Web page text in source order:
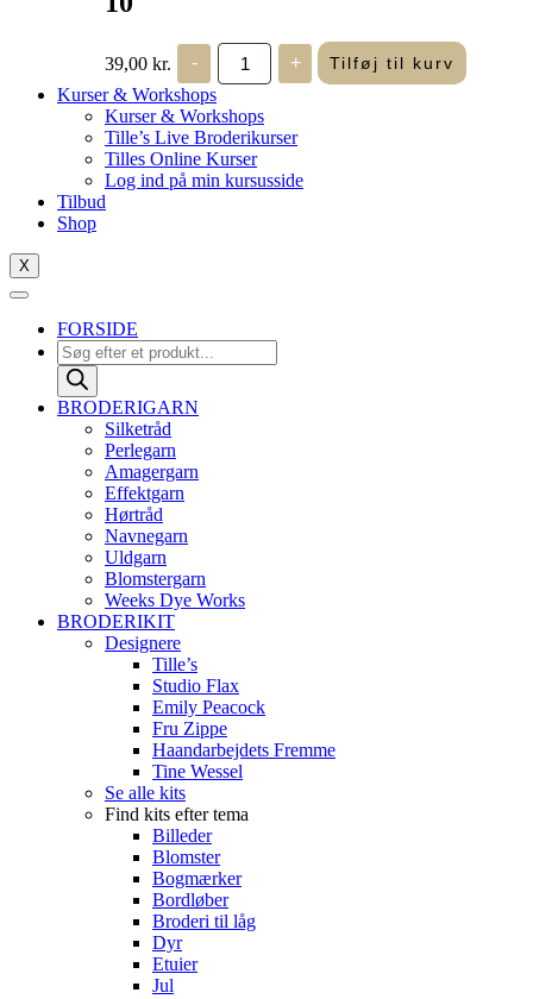
39,00 kr. -
John
James
-
Perlenåle
Krumme
10
antal
+ Tilføj til kurv
Kurser & Workshops
Kurser & Workshops
Tille’s Live Broderikurser
Tilles Online Kurser
Log ind på min kursusside
Tilbud
Shop
X
FORSIDE
Products
search
BRODERIGARN
Silketråd
Perlegarn
Amagergarn
Effektgarn
Hørtråd
Navnegarn
Uldgarn
Blomstergarn
Weeks Dye Works
BRODERIKIT
Designere
Tille’s
Studio Flax
Emily Peacock
Fru Zippe
Haandarbejdets Fremme
Tine Wessel
Se alle kits
Find kits efter tema
Billeder
Blomster
Bogmærker
Bordløber
Broderi til låg
Dyr
Etuier
Jul